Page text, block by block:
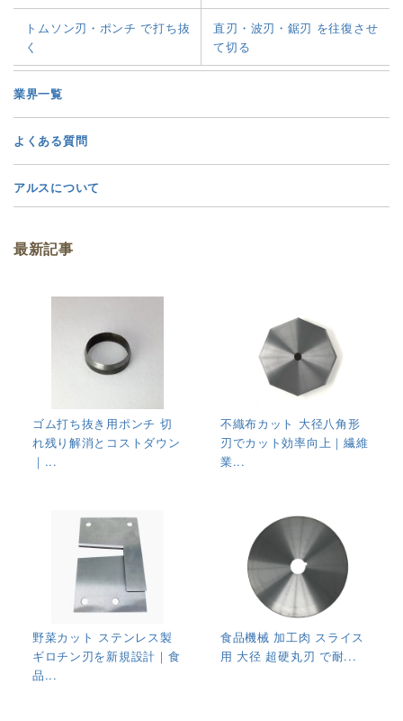
トムソン刃・ポンチ で打ち抜
く
直刃・波刃・鋸刃 を往復させ
て切る
業界一覧
よくある質問
アルスについて
最新記事
ゴム打ち抜き用ポンチ 切
れ残り解消とコストダウン
｜...
不織布カット 大径八角形
刃でカット効率向上｜繊維
業...
野菜カット ステンレス製
ギロチン刃を新規設計｜食
品...
食品機械 加工肉 スライス
用 大径 超硬丸刃 で耐...